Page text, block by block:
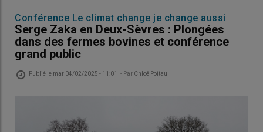
Conférence Le climat change je change aussi
Serge Zaka en Deux-Sèvres : Plongées
dans des fermes bovines et conférence
grand public
Publié le mar 04/02/2025 - 11:01 - Par Chloé Poitau